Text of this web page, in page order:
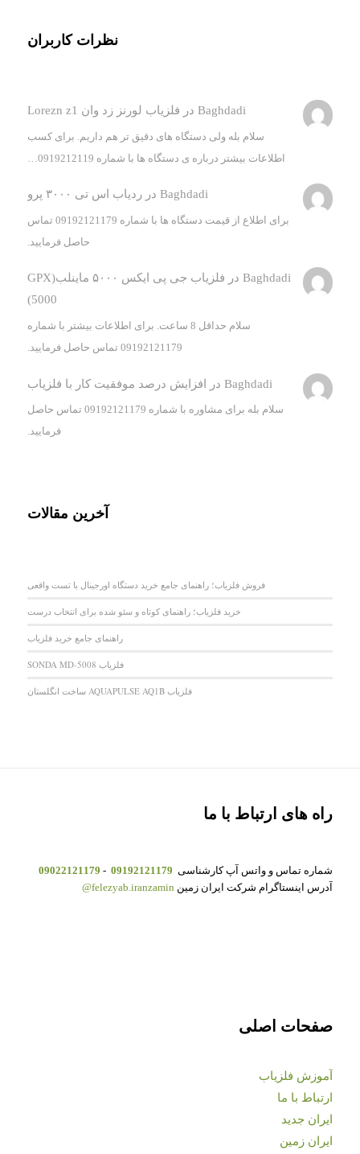
نظرات کاربران
Baghdadi در فلزیاب لورنز زد وان Lorezn z1
سلام بله ولی دستگاه های دقیق تر هم داریم. برای کسب
اطلاعات بیشتر درباره ی دستگاه ها با شماره 0919212119…
Baghdadi درردیاب اس تی ۳۰۰۰ پرو
برای اطلاع از قیمت دستگاه ها با شماره 09192121179 تماس
حاصل فرمایید.
Baghdadi در
فلزیاب جی پی ایکس ۵۰۰۰ ماینلب(GPX
5000)
سلام حداقل 8 ساعت. برای اطلاعات بیشتر با شماره
09192121179 تماس حاصل فرمایید.
Baghdadi در افزایش درصد موفقیت کار با فلزیاب
سلام بله برای مشاوره با شماره 09192121179 تماس حاصل
فرمایید.
آخرین مقالات
فروش فلزیاب؛ راهنمای جامع خرید دستگاه اورجینال با تست واقعی
خرید فلزیاب؛ راهنمای کوتاه و سئو شده برای انتخاب درست
راهنمای جامع خرید فلزیاب
فلزیاب SONDA MD-5008
فلزیاب AQUAPULSE AQ1B ساخت انگلستان
راه های ارتباط با ما
شماره تماس و واتس آپ کارشناسی 09192121179
-
09022121179
آدرس اینستاگرام شرکت ایران زمین felezyab.iranzamin@
صفحات اصلی
آموزش فلزیاب
ارتباط با ما
ایران جدید
ایران زمین